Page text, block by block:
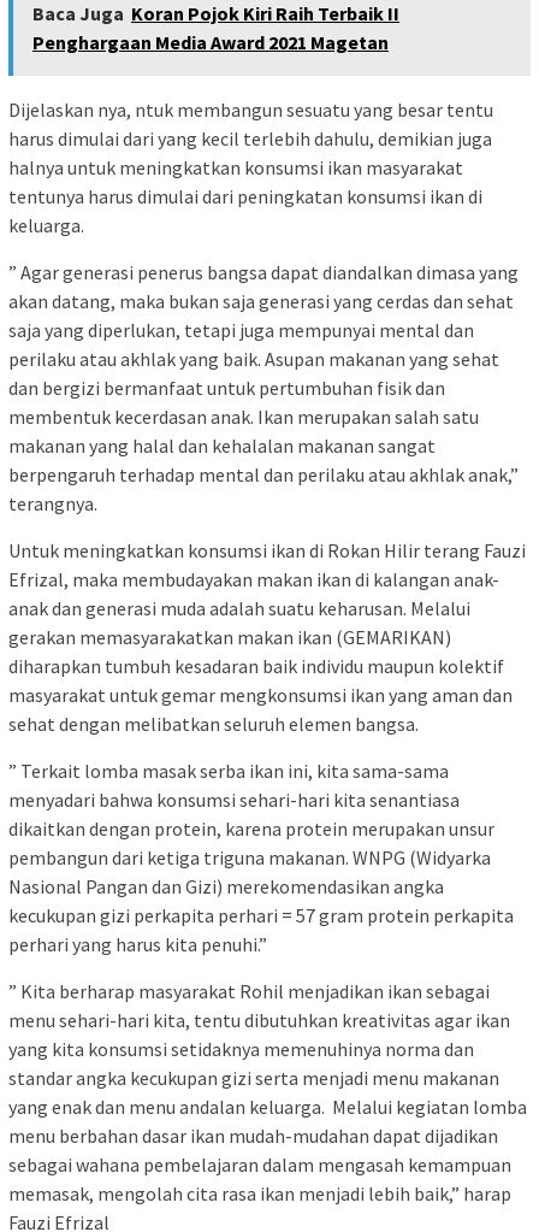
Baca Juga Koran Pojok Kiri Raih Terbaik II
Penghargaan Media Award 2021 Magetan
Dijelaskan nya, ntuk membangun sesuatu yang besar tentu
harus dimulai dari yang kecil terlebih dahulu, demikian juga
halnya untuk meningkatkan konsumsi ikan masyarakat
tentunya harus dimulai dari peningkatan konsumsi ikan di
keluarga.
” Agar generasi penerus bangsa dapat diandalkan dimasa yang
akan datang, maka bukan saja generasi yang cerdas dan sehat
saja yang diperlukan, tetapi juga mempunyai mental dan
perilaku atau akhlak yang baik. Asupan makanan yang sehat
dan bergizi bermanfaat untuk pertumbuhan fisik dan
membentuk kecerdasan anak. Ikan merupakan salah satu
makanan yang halal dan kehalalan makanan sangat
berpengaruh terhadap mental dan perilaku atau akhlak anak,”
terangnya.
Untuk meningkatkan konsumsi ikan di Rokan Hilir terang Fauzi
Efrizal, maka membudayakan makan ikan di kalangan anak-
anak dan generasi muda adalah suatu keharusan. Melalui
gerakan memasyarakatkan makan ikan (GEMARIKAN)
diharapkan tumbuh kesadaran baik individu maupun kolektif
masyarakat untuk gemar mengkonsumsi ikan yang aman dan
sehat dengan melibatkan seluruh elemen bangsa.
” Terkait lomba masak serba ikan ini, kita sama-sama
menyadari bahwa konsumsi sehari-hari kita senantiasa
dikaitkan dengan protein, karena protein merupakan unsur
pembangun dari ketiga triguna makanan. WNPG (Widyarka
Nasional Pangan dan Gizi) merekomendasikan angka
kecukupan gizi perkapita perhari = 57 gram protein perkapita
perhari yang harus kita penuhi.”
” Kita berharap masyarakat Rohil menjadikan ikan sebagai
menu sehari-hari kita, tentu dibutuhkan kreativitas agar ikan
yang kita konsumsi setidaknya memenuhinya norma dan
standar angka kecukupan gizi serta menjadi menu makanan
yang enak dan menu andalan keluarga. Melalui kegiatan lomba
menu berbahan dasar ikan mudah-mudahan dapat dijadikan
sebagai wahana pembelajaran dalam mengasah kemampuan
memasak, mengolah cita rasa ikan menjadi lebih baik,” harap
Fauzi Efrizal